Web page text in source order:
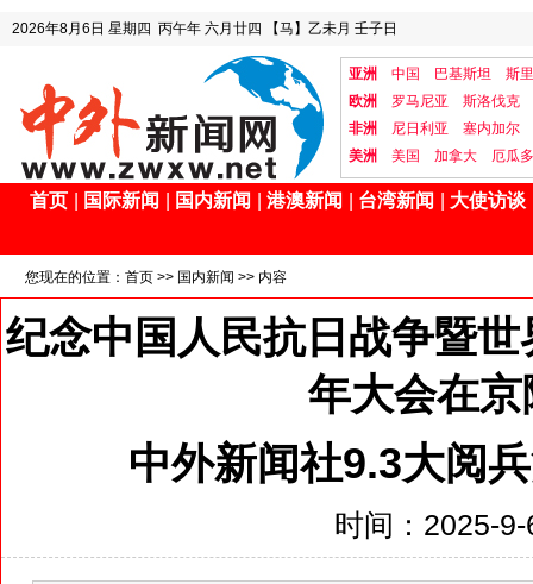
2026年8月6日 星期四 丙午年 六月廿四 【马】乙未月 壬子日
亚洲 中国 巴基斯坦
斯
欧洲
罗马尼亚
斯洛伐克
非洲
尼日利亚
塞内加尔
美洲
美国 加拿大 厄瓜
首页 国际新闻 国内新闻 港澳新闻 台湾新闻 大使访谈
您现在的位置： 首页 >> 国内新闻 >> 内容
纪念中国人民抗日战争暨
年大会在
中外新闻社9.3大阅
时间：2025-